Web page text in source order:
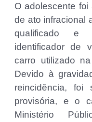
O adolescente
de ato infracional
qualificado e
identificador de
carro utilizado
Devido à
reincidência, foi
provisória, e o
Ministério